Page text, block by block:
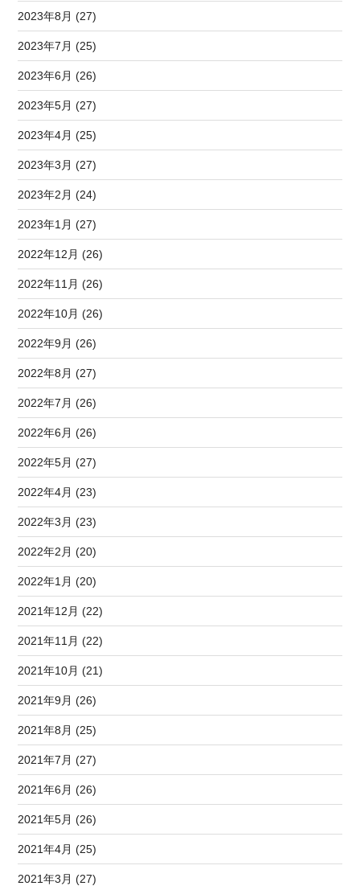
2023年8月 (27)
2023年7月 (25)
2023年6月 (26)
2023年5月 (27)
2023年4月 (25)
2023年3月 (27)
2023年2月 (24)
2023年1月 (27)
2022年12月 (26)
2022年11月 (26)
2022年10月 (26)
2022年9月 (26)
2022年8月 (27)
2022年7月 (26)
2022年6月 (26)
2022年5月 (27)
2022年4月 (23)
2022年3月 (23)
2022年2月 (20)
2022年1月 (20)
2021年12月 (22)
2021年11月 (22)
2021年10月 (21)
2021年9月 (26)
2021年8月 (25)
2021年7月 (27)
2021年6月 (26)
2021年5月 (26)
2021年4月 (25)
2021年3月 (27)